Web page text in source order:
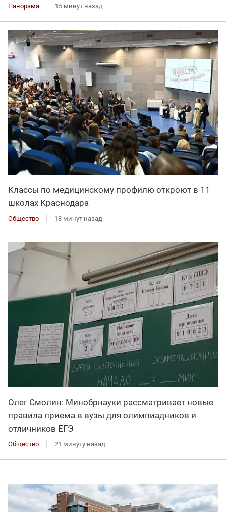
Панорама 15 минут назад
Классы по медицинскому профилю откроют в 11
школах Краснодара
Общество 18 минут назад
Олег Смолин: Минобрнауки рассматривает новые
правила приема в вузы для олимпиадников и
отличников ЕГЭ
Общество 21 минуту назад